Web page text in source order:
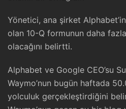
Yönetici, ana şirket
olan 10-Q formunun daha
olacağını belirtti.
Alphabet ve Google CEO’su
Waymo’nun bugün haftada
yolculuk gerçekleştirdiğini